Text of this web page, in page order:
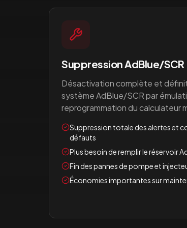
Suppression AdBlue/SCR
Désactivation complète et
système AdBlue/SCR par
reprogrammation du calculateur
Suppression totale des alertes et
défauts
Plus besoin de remplir le réservoir
Fin des pannes de pompe et
Économies importantes sur